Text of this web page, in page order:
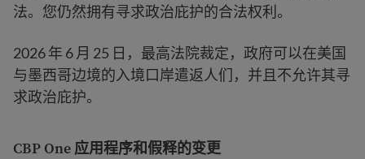
法。您仍然拥有寻求政治庇护的合法权利。
2026 年 6 月 25 日，最高法院裁定，政府可以在美国
与墨西哥边境的入境口岸遣返人们，并且不允许其寻
求政治庇护。
CBP One 应用程序和假释的变更